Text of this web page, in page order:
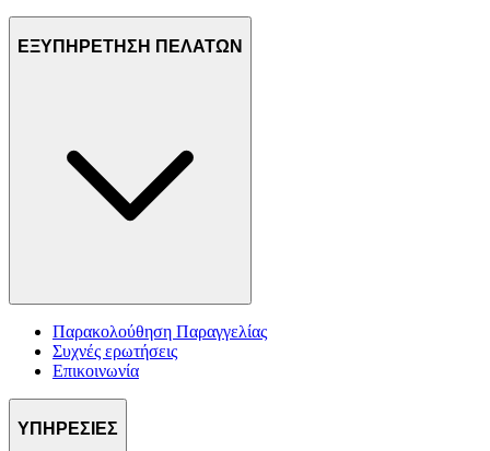
ΕΞΥΠΗΡΕΤΗΣΗ ΠΕΛΑΤΩΝ
Παρακολούθηση Παραγγελίας
Συχνές ερωτήσεις
Επικοινωνία
ΥΠΗΡΕΣΙΕΣ